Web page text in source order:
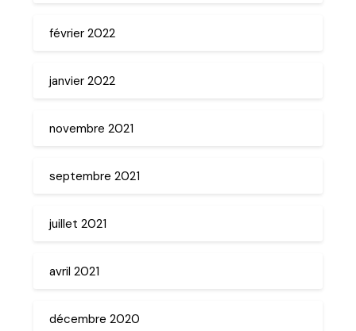
février 2022
janvier 2022
novembre 2021
septembre 2021
juillet 2021
avril 2021
décembre 2020